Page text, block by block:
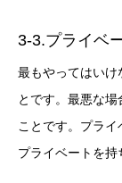
3-3.プライベ
最もやってはいけ
とです。最悪な
ことです。プライ
プライベートを持